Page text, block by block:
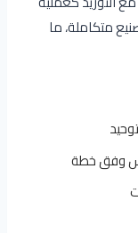
متكاملة، ما
وفق خطة